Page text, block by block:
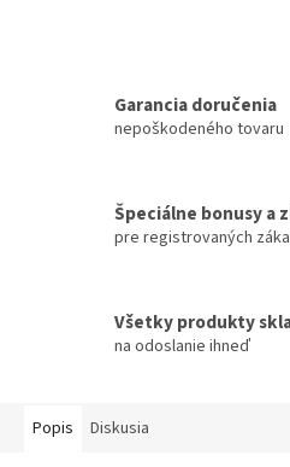
Garancia doručenia
nepoškodeného tovaru
Špeciálne bonusy a
pre registrovaných
Všetky produkty
na odoslanie ihneď
Popis Diskusia